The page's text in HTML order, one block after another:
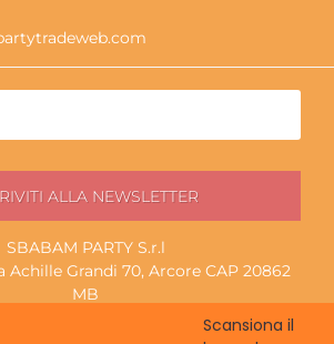
Scansiona il
SBABAM PARTY S.r.l
Achille Grandi 70, Arcore CAP 20862
MB